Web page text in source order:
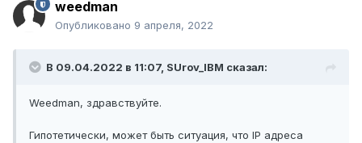
weedman
Опубликовано 9 апреля, 2022
В 09.04.2022 в 11:07, SUrov_IBM сказал:
Weedman, здравствуйте.
Гипотетически, может быть ситуация, что IP адреса